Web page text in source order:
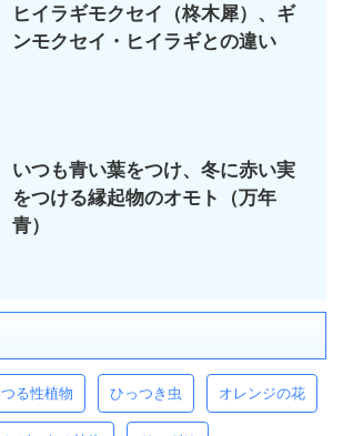
ヒイラギモクセイ（柊木犀）、ギ
ンモクセイ・ヒイラギとの違い
いつも青い葉をつけ、冬に赤い実
をつける縁起物のオモト（万年
青）
つる性植物 ひっつき虫 オレンジの花